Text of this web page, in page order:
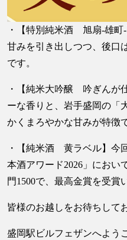
・【特別純米酒 旭扇-雄町
甘みを引き出しつつ、後口
です。
・【純米大吟醸 吟ぎんが
ーな香りと、岩手盛岡の「
かくまろやかな甘みが特徴
・【純米酒 黄ラベル】今
本酒アワード2026」におい
門1500で、最高金賞を受賞
皆様のお越しをお待ちして
盛岡駅ビルフェザンへよう